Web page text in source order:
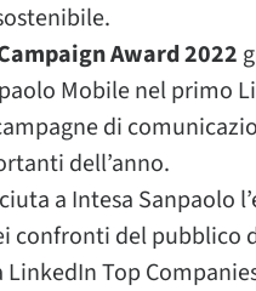
Award 2022
Mobile nel primo
di
dell’anno.
a Intesa Sanpaolo
confronti del pubblico
Top